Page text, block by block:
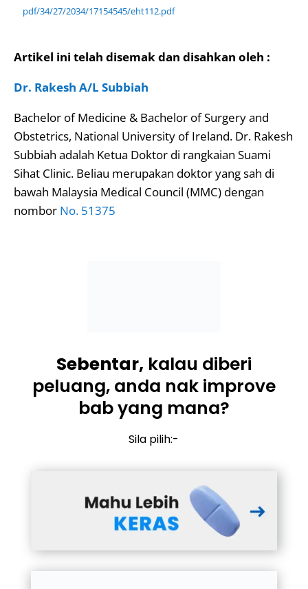
pdf/34/27/2034/17154545/eht112.pdf
Artikel ini telah disemak dan disahkan oleh :
Dr. Rakesh A/L Subbiah
Bachelor of Medicine & Bachelor of Surgery and
Obstetrics, National University of Ireland. Dr. Rakesh
Subbiah adalah Ketua Doktor di rangkaian Suami
Sihat Clinic. Beliau merupakan doktor yang sah di
bawah Malaysia Medical Council (MMC) dengan
nombor No. 51375
Sebentar, kalau diberi
peluang, anda nak improve
bab yang mana?
Sila pilih:-